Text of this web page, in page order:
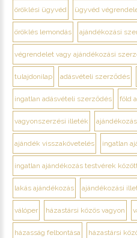
öröklési ügyvéd ügyvéd
öröklés lemondás ajándékozási
végrendelet vagy ajándékozási
tulajdonilap adásvételi szerződés
ingatlan adásvételi szerződés föld
vagyonszerzési illeték ajándékozás
ajándék visszakövetelés ingatlan
ingatlan ajándékozás testvérek
lakás ajándékozás ajándékozási
válóper házastársi közös vagyon
házasság felbontása házastársi